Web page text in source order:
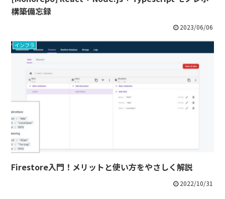
構築備忘録
2023/06/06
インフラ
Firestore入門！メリットと使い方をやさしく解説
2022/10/31